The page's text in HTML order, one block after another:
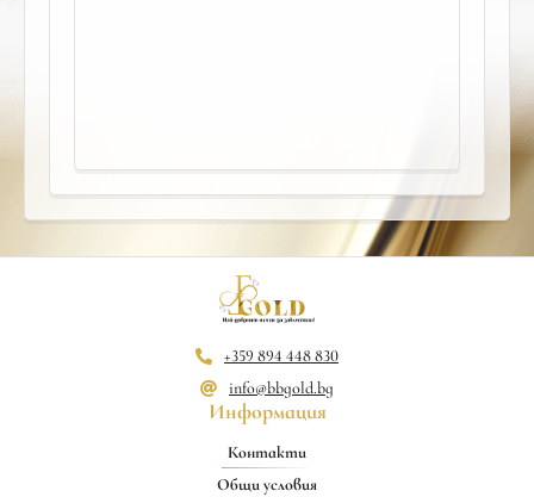
+359 894 448 830
info@bbgold.bg
Информация
Контакти
Общи условия